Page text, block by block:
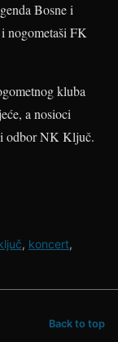
Bosne i
nogometaši FK
kluba
a nosioci
odbor NK Ključ.
, koncert,
Back to top